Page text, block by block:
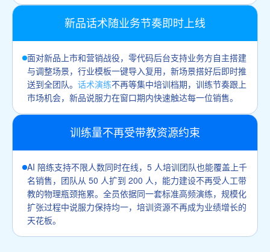
新品话术随业务节奏即时上线
面对新品上市和营销战役，零代码后台支持业务方自主搭建
与调整场景，行业模板一键导入复用，新场景搭好后即时推
送到全团队。 话术演练不再等集中培训档期，训练节奏跟上
市场机会，新品说服力在窗口期内快速触达每一位销售。
训练量不再受带教资源约束
AI 陪练支持不限人数同时在线，5 人培训团队也能覆盖上千
名销售，团队从 50 人扩到 200 人，能力建设不再受人工带
教的物理瓶颈拖累。全员依据同一套标准高频演练，规模化
扩张过程中说服力保持均一，培训资源不再成为业绩增长的
天花板。